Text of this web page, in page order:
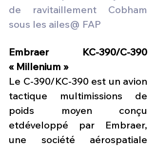
de ravitaillement Cobham
sous les ailes@ FAP
Embraer KC-390/C-390
« Millenium »
Le C-390/KC-390 est un avion
tactique multimissions de
poids moyen conçu
etdéveloppé par Embraer,
une société aérospatiale